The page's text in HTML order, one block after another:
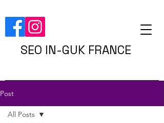
SEO IN-GUK FRANCE
Post
All Posts